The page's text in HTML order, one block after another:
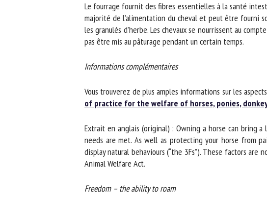
Le fourrage fournit des fibres essentielles à la santé
majorité de l’alimentation du cheval et peut être fourni
les granulés d’herbe. Les chevaux se nourrissent au
pas être mis au pâturage pendant un certain temps.
Informations complémentaires
Vous trouverez de plus amples informations sur les
of practice for the welfare of horses, ponies,
Extrait en anglais (original) : Owning a horse can bring
needs are met. As well as protecting your horse from
display natural behaviours (“the 3Fs”). These factors
Animal Welfare Act.
Freedom – the ability to roam